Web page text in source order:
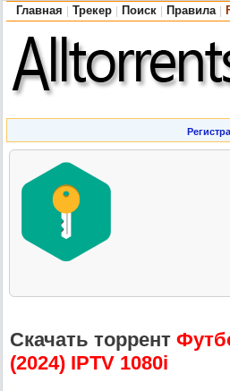
Главная Трекер Поиск Правила
Скачать торрент
(2024) IPTV 1080i